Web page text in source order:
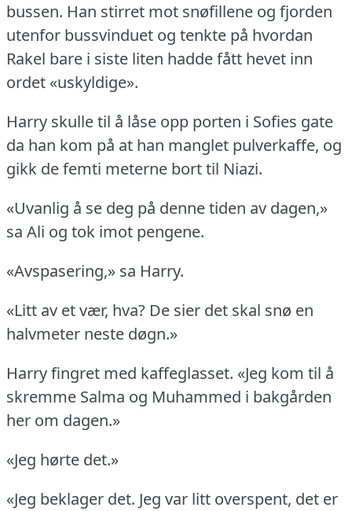
bussen. Han stirret mot snøfillene og fjorden
utenfor bussvinduet og tenkte på hvordan
Rakel bare i siste liten hadde fått hevet inn
ordet «uskyldige».
Harry skulle til å låse opp porten i Sofies gate
da han kom på at han manglet pulverkaffe, og
gikk de femti meterne bort til Niazi.
«Uvanlig å se deg på denne tiden av dagen,»
sa Ali og tok imot pengene.
«Avspasering,» sa Harry.
«Litt av et vær, hva? De sier det skal snø en
halvmeter neste døgn.»
Harry fingret med kaffeglasset. «Jeg kom til å
skremme Salma og Muhammed i bakgården
her om dagen.»
«Jeg hørte det.»
«Jeg beklager det. Jeg var litt overspent, det er